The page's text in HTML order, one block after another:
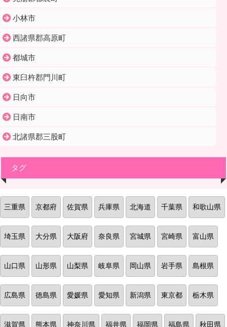
小林市
西諸県郡高原町
都城市
東臼杵郡門川町
日向市
日南市
北諸県郡三股町
タグ
三重県 京都府 佐賀県 兵庫県 北海道 千葉県 和歌山県
埼玉県 大分県 大阪府 奈良県 宮城県 宮崎県 富山県
山口県 山形県 山梨県 岐阜県 岡山県 岩手県 島根県
広島県 徳島県 愛媛県 愛知県 新潟県 東京都 栃木県
滋賀県 熊本県 神奈川県 福井県 福岡県 福島県 秋田県